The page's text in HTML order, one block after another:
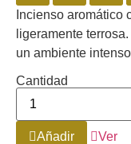
Incienso aromático
ligeramente
un ambiente
Cantidad
Añadir Ver